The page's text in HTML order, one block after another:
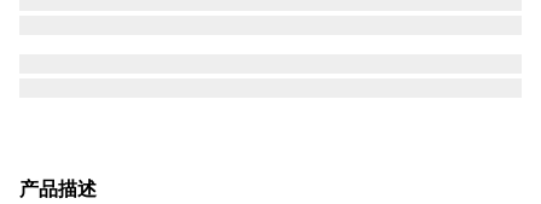
产品描述